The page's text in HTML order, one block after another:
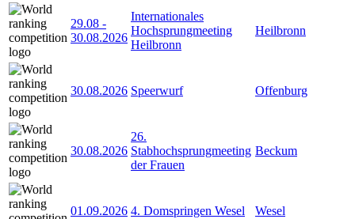
29.08 -
30.08.2026
Internationales
Hochsprungmeeting
Heilbronn
Heilbronn
30.08.2026 Speerwurf Offenburg
30.08.2026
26.
Stabhochsprungmeeting
der Frauen
Beckum
01.09.2026 4. Domspringen Wesel Wesel